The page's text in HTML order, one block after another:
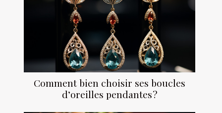
Comment bien choisir ses boucles
d’oreilles pendantes ?